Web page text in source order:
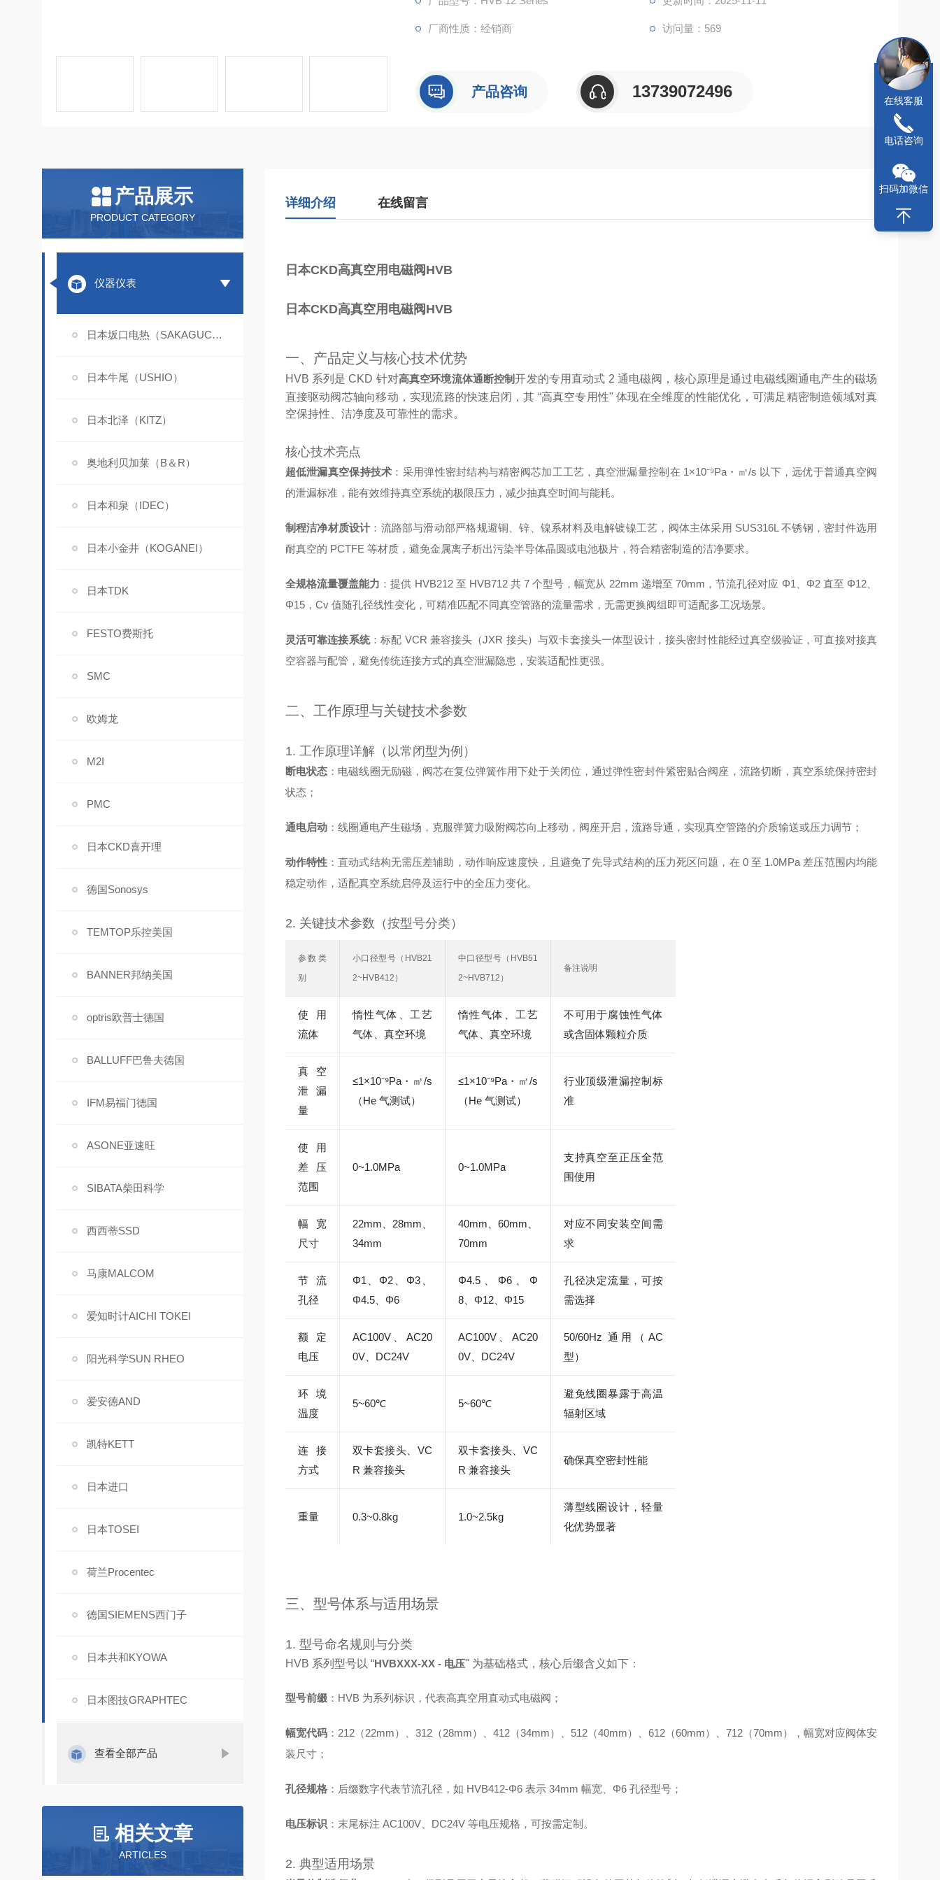
厂商性质：经销商 访问量：569
产品咨询 13739072496
产品展示
PRODUCT CATEGORY
仪器仪表
日本坂口电热（SAKAGUCHI）
日本牛尾（USHIO）
日本北泽（KITZ）
奥地利贝加莱（B＆R）
日本和泉（IDEC）
日本小金井（KOGANEI）
日本TDK
FESTO费斯托
SMC
欧姆龙
M2I
PMC
日本CKD喜开理
德国Sonosys
TEMTOP乐控美国
BANNER邦纳美国
optris欧普士德国
BALLUFF巴鲁夫德国
IFM易福门德国
ASONE亚速旺
SIBATA柴田科学
西西蒂SSD
马康MALCOM
爱知时计AICHI TOKEI
阳光科学SUN RHEO
爱安德AND
凯特KETT
日本进口
日本TOSEI
荷兰Procentec
德国SIEMENS西门子
日本共和KYOWA
日本图技GRAPHTEC
查看全部产品
相关文章
ARTICLES
详细介绍 在线留言
日本CKD高真空用电磁阀HVB
日本CKD高真空用电磁阀HVB
一、产品定义与核心技术优势
HVB 系列是 CKD 针对高真空环境流体通断控制开发的专用直动式 2 通电磁阀，核心原理是通过电磁线圈通电产生的磁场
直接驱动阀芯轴向移动，实现流路的快速启闭，其 “高真空专用性" 体现在全维度的性能优化，可满足精密制造领域对真
空保持性、洁净度及可靠性的需求。
核心技术亮点
超低泄漏真空保持技术 ：采用弹性密封结构与精密阀芯加工工艺，真空泄漏量控制在 1×10⁻⁹Pa・㎥/s 以下，远优于普通真空阀
的泄漏标准，能有效维持真空系统的极限压力，减少抽真空时间与能耗。
制程洁净材质设计 ：流路部与滑动部严格规避铜、锌、镍系材料及电解镀镍工艺，阀体主体采用 SUS316L 不锈钢，密封件选用
耐真空的 PCTFE 等材质，避免金属离子析出污染半导体晶圆或电池极片，符合精密制造的洁净要求。
全规格流量覆盖能力 ：提供 HVB212 至 HVB712 共 7 个型号，幅宽从 22mm 递增至 70mm，节流孔径对应 Φ1、Φ2 直至 Φ12、
Φ15，Cv 值随孔径线性变化，可精准匹配不同真空管路的流量需求，无需更换阀组即可适配多工况场景。
灵活可靠连接系统：标配 VCR 兼容接头（JXR 接头）与双卡套接头一体型设计，接头密封性能经过真空级验证，可直接对接真
空容器与配管，避免传统连接方式的真空泄漏隐患，安装适配性更强。
二、工作原理与关键技术参数
1. 工作原理详解（以常闭型为例）
断电状态 ：电磁线圈无励磁，阀芯在复位弹簧作用下处于关闭位，通过弹性密封件紧密贴合阀座，流路切断，真空系统保持密封
状态；
通电启动：线圈通电产生磁场，克服弹簧力吸附阀芯向上移动，阀座开启，流路导通，实现真空管路的介质输送或压力调节；
动作特性 ：直动式结构无需压差辅助，动作响应速度快，且避免了先导式结构的压力死区问题，在 0 至 1.0MPa 差压范围内均能
稳定动作，适配真空系统启停及运行中的全压力变化。
2. 关键技术参数（按型号分类）
参数类
别
小口径型号（HVB21
2~HVB412）
中口径型号（HVB51
2~HVB712）
备注说明
使用
流体
惰性气体、工艺
气体、真空环境
惰性气体、工艺
气体、真空环境
不可用于腐蚀性气体
或含固体颗粒介质
真空
泄漏
量
≤1×10⁻⁹Pa・㎥/s
（He 气测试）
≤1×10⁻⁹Pa・㎥/s
（He 气测试）
行业顶级泄漏控制标
准
使用
差压
范围
0~1.0MPa 0~1.0MPa
支持真空至正压全范
围使用
幅宽
尺寸
22mm、28mm、
34mm
40mm、60mm、
70mm
对应不同安装空间需
求
节流
孔径
Φ1、Φ2、Φ3、
Φ4.5、Φ6
Φ4.5、Φ6、Φ
8、Φ12、Φ15
孔径决定流量，可按
需选择
额定
电压
AC100V、AC20
0V、DC24V
AC100V、AC20
0V、DC24V
50/60Hz 通用（AC
型）
环境
温度
5~60℃ 5~60℃
避免线圈暴露于高温
辐射区域
连接
方式
双卡套接头、VC
R 兼容接头
双卡套接头、VC
R 兼容接头
确保真空密封性能
重量 0.3~0.8kg 1.0~2.5kg
薄型线圈设计，轻量
化优势显著
三、型号体系与适用场景
1. 型号命名规则与分类
HVB 系列型号以 “HVBXXX-XX - 电压" 为基础格式，核心后缀含义如下：
型号前缀：HVB 为系列标识，代表高真空用直动式电磁阀；
幅宽代码：212（22mm）、312（28mm）、412（34mm）、512（40mm）、612（60mm）、712（70mm），幅宽对应阀体安
装尺寸；
孔径规格：后缀数字代表节流孔径，如 HVB412-Φ6 表示 34mm 幅宽、Φ6 孔径型号；
电压标识 ：末尾标注 AC100V、DC24V 等电压规格，可按需定制。
2. 典型适用场景
在线客服
电话咨询
扫码加微信